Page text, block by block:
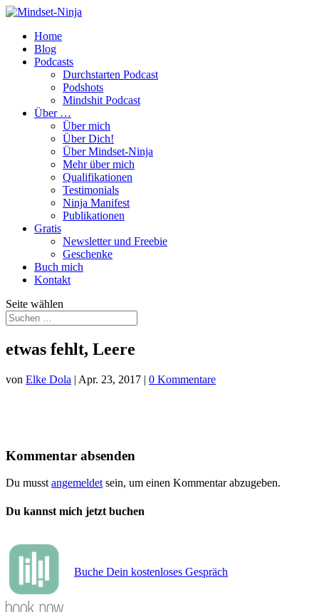
Home
Blog
Podcasts
Durchstarten Podcast
Podshots
Mindshit Podcast
Über …
Über mich
Über Dich!
Über Mindset-Ninja
Mehr über mich
Qualifikationen
Testimonials
Ninja Manifest
Publikationen
Gratis
Newsletter und Freebie
Geschenke
Buch mich
Kontakt
Seite wählen
etwas fehlt, Leere
von Elke Dola | Apr. 23, 2017 | 0 Kommentare
Kommentar absenden
Du musst angemeldet sein, um einen Kommentar abzugeben.
Du kannst mich jetzt buchen
Buche Dein kostenloses Gespräch